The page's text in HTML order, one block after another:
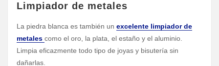
Limpiador de metales
La piedra blanca es también un excelente limpiador de
metales como el oro, la plata, el estaño y el aluminio.
Limpia eficazmente todo tipo de joyas y bisutería sin
dañarlas.